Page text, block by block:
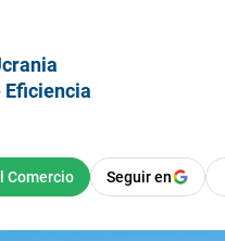
Eficiencia
Seguir en